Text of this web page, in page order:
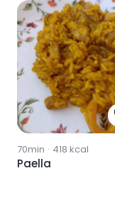
70min · 418 kcal
Paella